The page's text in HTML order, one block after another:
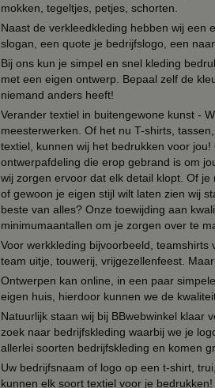
mokken, tegeltjes, petjes, schorten.
Naast de verkleedkleding hebben wij een
slogan, een quote je bedrijfslogo, een
Bij ons kun je simpel en snel kleding
met een eigen ontwerp. Bepaal zelf de
niemand anders heeft!
Verander textiel in buitengewone kunst -
meesterwerken. Of het nu T-shirts,
textiel, kunnen wij het bedrukken voor
ontwerpafdeling die erop gebrand is om
wij zorgen ervoor dat elk detail klopt. Of
of gewoon je eigen stijl wilt laten zien wij
beste van alles? Onze toewijding aan
minimumaantallen om je zorgen over te
Voor werkkleding bijvoorbeeld,
team uitje, touwerij, vrijgezellenfeest.
Ontwerpen kan online, in een paar
eigen huis, hierdoor kunnen we de
Natuurlijk staan wij bij BBwebwinkel klaar
zoek naar bedrijfskleding waarbij we je
allerlei soorten bedrijfskleding en komen
Uw bedrijfsnaam of logo op een t-shirt,
kunnen elk soort textiel voor je